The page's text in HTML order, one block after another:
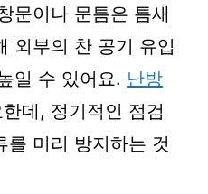
문이나 문틈은 틈새
외부의 찬 공기 유입
일 수 있어요. 난방
데, 정기적인 점검
를 미리 방지하는 것